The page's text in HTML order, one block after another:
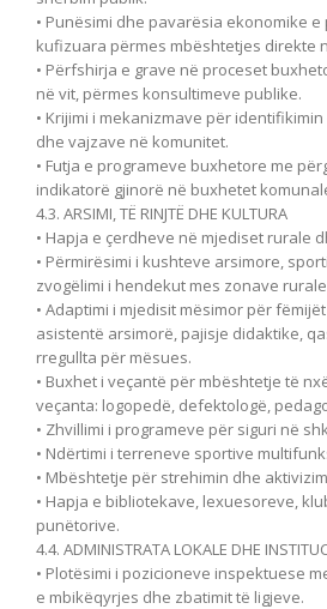
• Punësimi dhe pavarësia ekonomike
kufizuara përmes mbështetjes direkte
• Përfshirja e grave në proceset
në vit, përmes konsultimeve publike.
• Krijimi i mekanizmave për
dhe vajzave në komunitet.
• Futja e programeve buxhetore me
indikatorë gjinorë në buxhetet
4.3. ARSIMI, TË RINJTË DHE KULTURA
• Hapja e çerdheve në mjediset rurale
• Përmirësimi i kushteve arsimore,
zvogëlimi i hendekut mes zonave
• Adaptimi i mjedisit mësimor për
asistentë arsimorë, pajisje didaktike,
rregullta për mësues.
• Buxhet i veçantë për mbështetje të
veçanta: logopedë, defektologë,
• Zhvillimi i programeve për siguri në
• Ndërtimi i terreneve sportive
• Mbështetje për strehimin dhe
• Hapja e bibliotekave, lexuesoreve,
punëtorive.
4.4. ADMINISTRATA LOKALE DHE
• Plotësimi i pozicioneve inspektuese
e mbikëqyrjes dhe zbatimit të ligjeve.